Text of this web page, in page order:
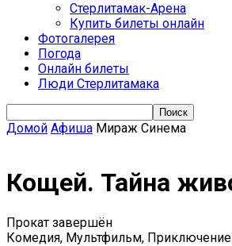
Стерлитамак-Арена
Купить билеты онлайн
Фотогалерея
Погода
Онлайн билеты
Люди Стерлитамака
Домой Афиша Мираж Синема
Кощей. Тайна
Прокат завершён
Комедия, Мультфильм, Приключение